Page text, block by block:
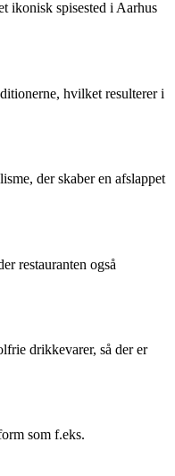
ikonisk spisested i Aarhus
hvilket resulterer i
der skaber en afslappet
restauranten også
drikkevarer, så der er
som f.eks.